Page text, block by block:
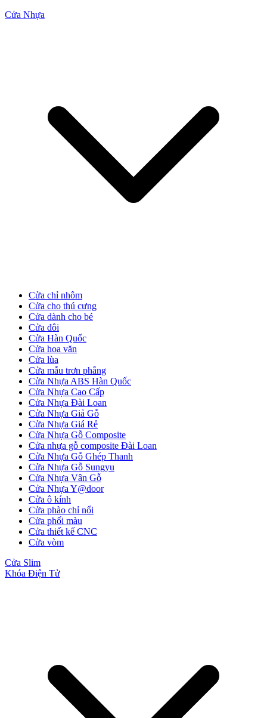
Cửa Nhựa Đài Loan
Cửa Nhựa
Cửa chỉ nhôm
Cửa cho thú cưng
Cửa dành cho bé
Cửa đôi
Cửa Hàn Quốc
Cửa hoa văn
Cửa lùa
Cửa mẫu trơn phẳng
Cửa Nhựa ABS Hàn Quốc
Cửa Nhựa Cao Cấp
Cửa Nhựa Đài Loan
Cửa Nhựa Giả Gỗ
Cửa Nhựa Giá Rẻ
Cửa Nhựa Gỗ Composite
Cửa nhựa gỗ composite Đài Loan
Cửa Nhựa Gỗ Ghép Thanh
Cửa Nhựa Gỗ Sungyu
Cửa Nhựa Vân Gỗ
Cửa Nhựa Y@door
Cửa ô kính
Cửa phào chỉ nổi
Cửa phối màu
Cửa thiết kế CNC
Cửa vòm
Cửa Slim
Khóa Điện Tử